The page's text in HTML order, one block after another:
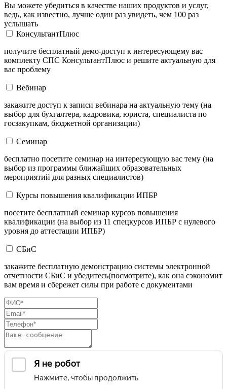
Вы можете убедиться в качестве наших продуктов и услуг,
ведь, как известно, лучше один раз увидеть, чем 100 раз
услышать
КонсультантПлюс
получите бесплатный демо-доступ к интересующему вас
комплекту СПС КонсультантПлюс и решите актуальную для
вас проблему
Вебинар
закажите доступ к записи вебинара на актуальную тему (на
выбор для бухгалтера, кадровика, юриста, специалиста по
госзакупкам, бюджетной организации)
Семинар
бесплатно посетите семинар на интересующую вас тему (на
выбор из программы ближайших образовательных
мероприятий для разных специалистов)
Курсы повышения квалификации ИПБР
посетите бесплатный семинар курсов повышения
квалификации (на выбор из 11 спецкурсов ИПБР с нулевого
уровня до аттестации ИПБР)
СБиС
закажите бесплатную демонстрацию системы электронной
отчетности СБиС и убедитесь(посмотрите), как она сэкономит
вам время и сбережет силы при работе с документами